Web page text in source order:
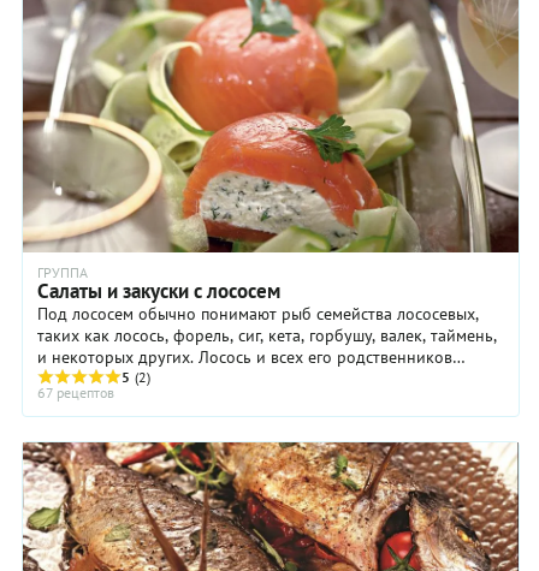
ГРУППА
Салаты и закуски с лососем
Под лососем обычно понимают рыб семейства лососевых,
таких как лосось, форель, сиг, кета, горбушу, валек, таймень,
и некоторых других. Лосось и всех его родственников
называют «рыбой для ума»: ...
5 (2)
67 рецептов